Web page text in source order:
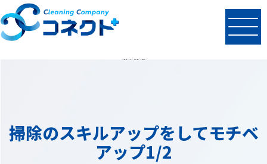
NEWS
掃除のスキルアップをしてモチベ
アップ1/2